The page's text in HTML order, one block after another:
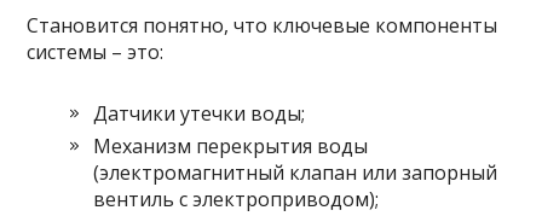
Становится понятно, что ключевые компоненты
системы – это:
Датчики утечки воды;
Механизм перекрытия воды
(электромагнитный клапан или запорный
вентиль с электроприводом);